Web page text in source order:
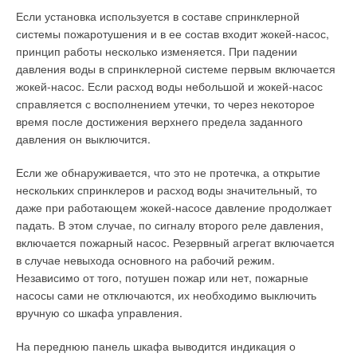
Если установка используется в составе спринклерной
системы пожаротушения и в ее состав входит жокей-насос,
принцип работы несколько изменяется. При падении
давления воды в спринклерной системе первым включается
жокей-насос. Если расход воды небольшой и жокей-насос
справляется с восполнением утечки, то через некоторое
время после достижения верхнего предела заданного
давления он выключится.
Если же обнаруживается, что это не протечка, а открытие
нескольких спринклеров и расход воды значительный, то
даже при работающем жокей-насосе давление продолжает
падать. В этом случае, по сигналу второго реле давления,
включается пожарный насос. Резервный агрегат включается
в случае невыхода основного на рабочий режим.
Независимо от того, потушен пожар или нет, пожарные
насосы сами не отключаются, их необходимо выключить
вручную со шкафа управления.
На переднюю панель шкафа выводится индикация о
отвезти в сервис. Хотя зачастую такие предложения звучат
по телефону, я сам слышал. Должна приехать
профессиональная бригада, посмотреть, что случилось с
кондиционером, установить причину поломки и
отремонтировать на месте.
Так что человек за вторым кондиционером в своей жизни
никогда не пойдет в ТД, потому что как правило
единственное, что ему могут предложить после поломки
первого кондиционера — это продать второй кондиционер.
Кондиционер — не тот товар, который может «продаваться в
упаковке». Есть опыт ряда стран. Например, Сингапур,
который можно сравнить с Японией по уровню развития,
чистоте, комфорту. В начале 80-х там начал активно
развиваться рынок кондиционеров.
Сперва 80% рынка кондиционеров контролировали
магазины, сегодня же они контролируют лишь 15% рынка.
Это направление «сдулось», потому что когда пошли замены
кондиционеров, выяснилось, что необходим сервис. В
с ним частью прибыли. В реальности, для подтверждения
серьезных намерений инициатора, ему требуется вложить
около 30% бюджета строительства. Плюсы: своих средств
для начала проекта инвестировать не требуется, расходы
гасятся за счет денежных средств, генерируемых мини-ТЭЦ.
Минусы: инвестор должен быть уверен в серьезности ваших
намерений. Убедить его в этом зачастую требует
значительных усилий.
«Сборные» финансы
В реальности для каждого конкретного случая
разрабатывается собственная финансовая схема,
являющаяся смесью различных финансовых инструментов.
Убежден, что у серьезных игроков на рынке малой
энергетики этот вопрос должен быть решен.Плюсы и минусы
зависят от соотношения ингредиентов этого финансового
коктейля.
3. Проектирование миниТЭЦ— от взлета до падения